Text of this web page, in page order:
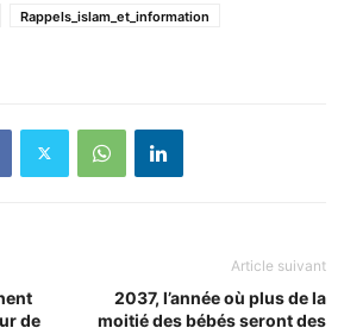
Rappels_islam_et_information
de
Article suivant
2037, l’année où plus de la
moitié des bébés seront des